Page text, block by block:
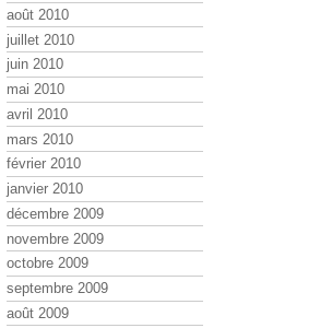
août 2010
juillet 2010
juin 2010
mai 2010
avril 2010
mars 2010
février 2010
janvier 2010
décembre 2009
novembre 2009
octobre 2009
septembre 2009
août 2009